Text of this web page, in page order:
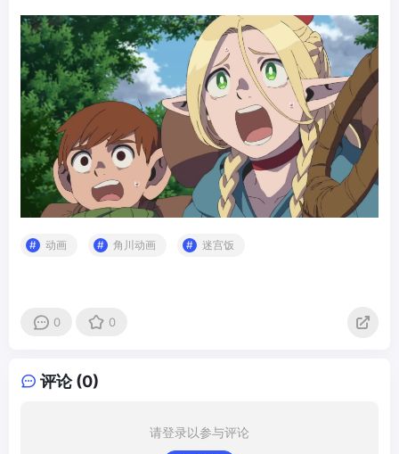
动画 角川动画 迷宫饭
0 0
评论 (0)
请登录以参与评论